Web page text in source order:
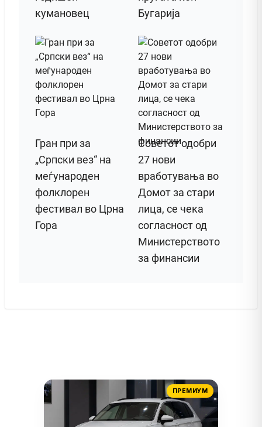
кумановец
Бугарија
Гран при за
„Српски вез“ на
меѓународен
фолклорен
фестивал во Црна
Гора
Советот одобри
27 нови
вработувања во
Домот за стари
лица, се чека
согласност од
Министерството
за финансии
ПРЕМИУМ